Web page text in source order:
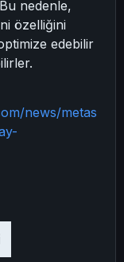
nedenle,
özelliğini
edebilir
news/metas